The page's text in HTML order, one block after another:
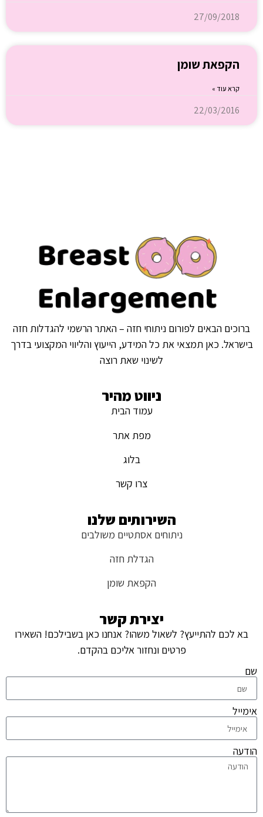
27/09/2018
הקפאת שומן
קרא עוד »
22/03/2016
ברוכים הבאים לפורום ניתוחי חזה – האתר הרשמי להגדלות חזה
בישראל. כאן תמצאי את כל המידע, הייעוץ והליווי המקצועי בדרך
לשינוי שאת רוצה
ניווט מהיר
עמוד הבית
מפת אתר
בלוג
צרו קשר
השירותים שלנו
ניתוחים אסתטיים משולבים
הגדלת חזה
הקפאת שומן
יצירת קשר
בא לכם להתייעץ? לשאול משהו? אנחנו כאן בשבילכם! השאירו
פרטים ונחזור אליכם בהקדם.
שם
אימייל
הודעה